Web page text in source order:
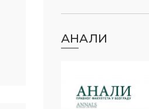
АНАЛИ